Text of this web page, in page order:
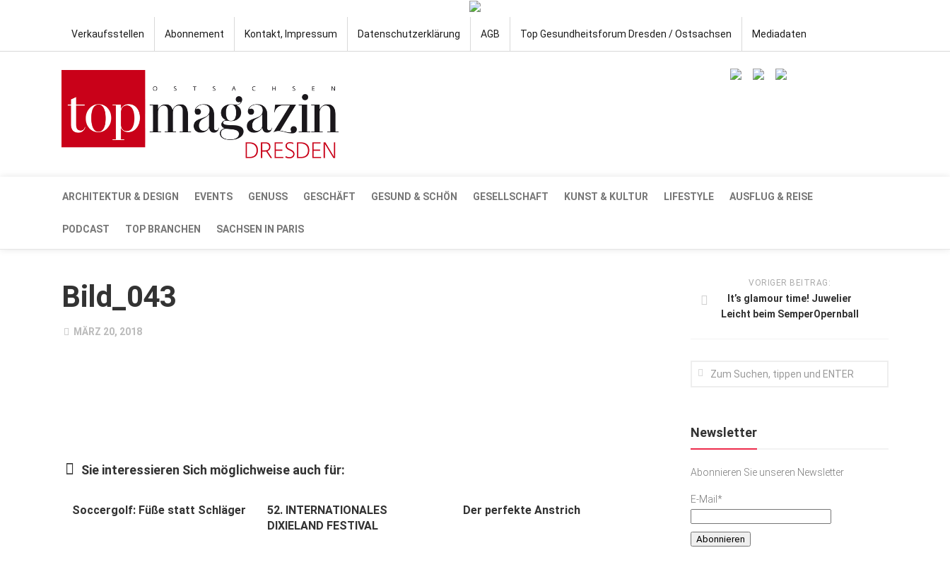
Verkaufsstellen Abonnement Kontakt, Impressum Datenschutzerklärung AGB Top Gesundheitsforum Dresden / Ostsachsen Mediadaten
ARCHITEKTUR & DESIGN EVENTS GENUSS GESCHÄFT GESUND & SCHÖN GESELLSCHAFT KUNST & KULTUR LIFESTYLE AUSFLUG & REISE
PODCAST TOP BRANCHEN SACHSEN IN PARIS
Bild_043
MÄRZ 20, 2018
Sie interessieren Sich möglichweise auch für:
Soccergolf: Füße statt Schläger
52. INTERNATIONALES
DIXIELAND FESTIVAL
Der perfekte Anstrich
VORIGER BEITRAG:
It’s glamour time! Juwelier
Leicht beim SemperOpernball
Newsletter
Abonnieren Sie unseren Newsletter
E-Mail*